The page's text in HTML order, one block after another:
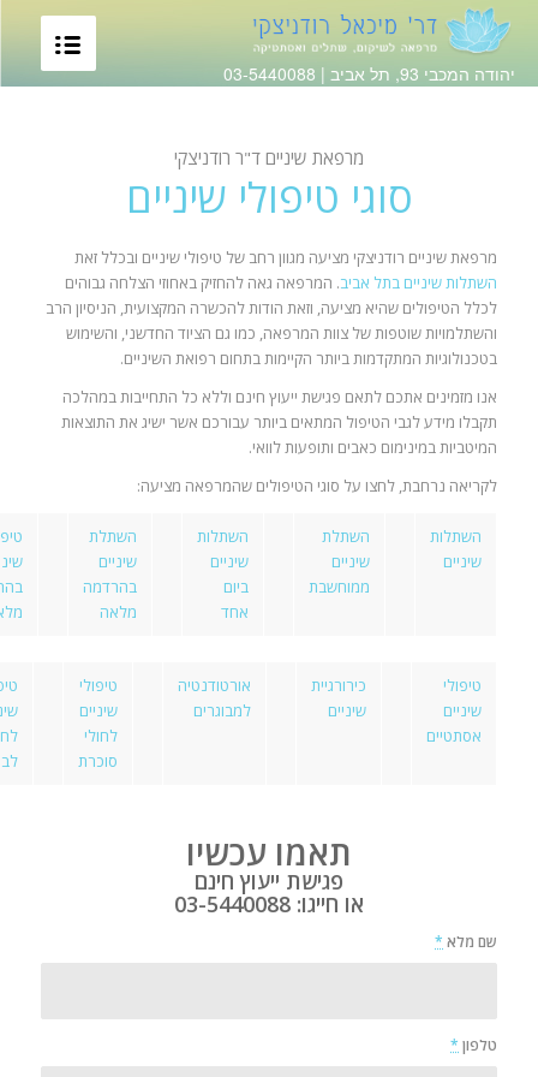
יהודה המכבי 93, תל אביב | 03-5440088
מרפאת שיניים ד"ר רודניצקי
סוגי טיפולי שיניים
מרפאת שיניים רודניצקי מציעה מגוון רחב של טיפולי שיניים ובכלל זאת
השתלות שיניים בתל אביב. המרפאה גאה להחזיק באחוזי הצלחה גבוהים
לכלל הטיפולים שהיא מציעה, וזאת הודות להכשרה המקצועית, הניסיון הרב
והשתלמויות שוטפות של צוות המרפאה, כמו גם הציוד החדשני, והשימוש
בטכנולוגיות המתקדמות ביותר הקיימות בתחום רפואת השיניים.
אנו מזמינים אתכם לתאם פגישת ייעוץ חינם וללא כל התחייבות במהלכה
תקבלו מידע לגבי הטיפול המתאים ביותר עבורכם אשר ישיג את התוצאות
המיטביות במינימום כאבים ותופעות לוואי.
לקריאה נרחבת, לחצו על סוגי הטיפולים שהמרפאה מציעה:
השתלות
שיניים
השתלת
שיניים
ממוחשבת
השתלות
שיניים
ביום
אחד
השתלת
שיניים
בהרדמה
מלאה
טיפולי
שיניים
אסתטיים
כירורגיית
שיניים
אורטודנטיה
למבוגרים
טיפולי
שיניים
לחולי
סוכרת
לב
תאמו עכשיו
פגישת ייעוץ חינם
או חייגו: 03-5440088
שם מלא *
טלפון *